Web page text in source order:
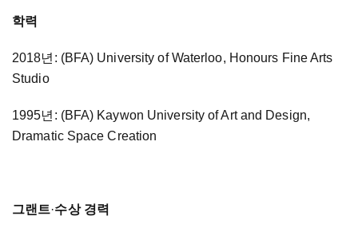
학력
2018년: (BFA) University of Waterloo, Honours Fine Arts
Studio
1995년: (BFA) Kaywon University of Art and Design,
Dramatic Space Creation
그랜트·수상 경력